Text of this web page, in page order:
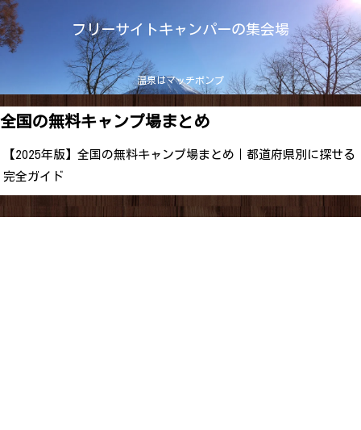
フリーサイトキャンパーの集会場
温泉はマッチポンプ
全国の無料キャンプ場まとめ
【2025年版】全国の無料キャンプ場まとめ｜都道府県別に探せる
完全ガイド